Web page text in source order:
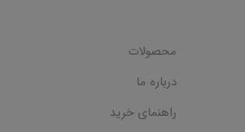
محصولات
درباره ما
راهنمای خرید